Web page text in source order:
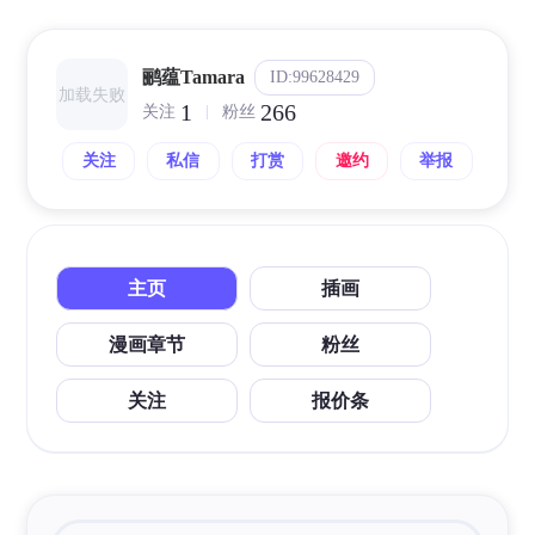
加载失败
鹂蕴Tamara
ID:99628429
关注 1 粉丝 266
关注 私信 打赏 邀约 举报
主页 插画
漫画章节 粉丝
关注 报价条